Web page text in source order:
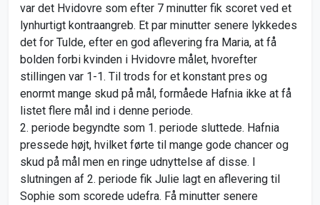
var det Hvidovre som efter 7 minutter fik scoret ved et
lynhurtigt kontraangreb. Et par minutter senere lykkedes
det for Tulde, efter en god aflevering fra Maria, at få
bolden forbi kvinden i Hvidovre målet, hvorefter
stillingen var 1-1. Til trods for et konstant pres og
enormt mange skud på mål, formåede Hafnia ikke at få
listet flere mål ind i denne periode.
2. periode begyndte som 1. periode sluttede. Hafnia
pressede højt, hvilket førte til mange gode chancer og
skud på mål men en ringe udnyttelse af disse. I
slutningen af 2. periode fik Julie lagt en aflevering til
Sophie som scorede udefra. Få minutter senere